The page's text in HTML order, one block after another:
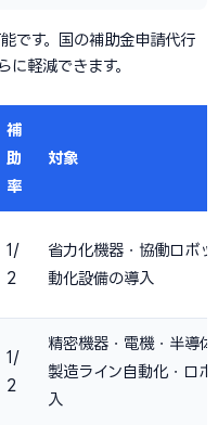
です。国の補助金申請代行
に軽減できます。
補
助
率
対象
1/
2
省力化機器・協働ロボ
動化設備の導入
1/
2
精密機器・電機・半導
製造ライン自動化・ロボ
入